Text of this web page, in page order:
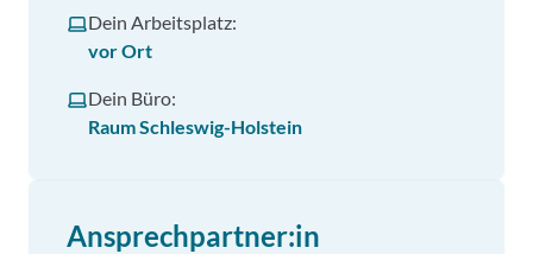
Dein Arbeitsplatz:
vor Ort
Dein Büro:
Raum Schleswig-Holstein
Ansprechpartner:in